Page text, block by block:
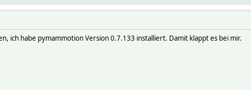
ich habe pymammotion Version 0.7.133 installiert. Damit klappt es bei mir.